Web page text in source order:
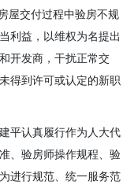
屋交付过程中验房不规
利益，以维权为名提出
开发商，干扰正常交
得到许可或认定的新职
平认真履行作为人大代
、验房师操作规程、验
进行规范、统一服务范